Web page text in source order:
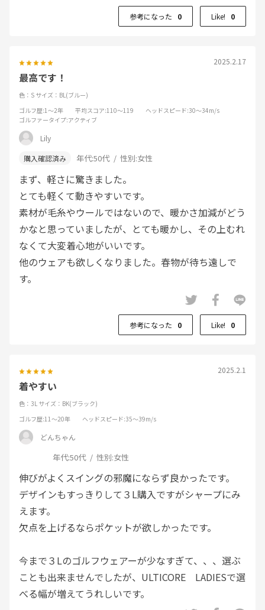
参考になった 0 Like! 0
2025.2.17
最高です！
色：S サイズ：BL(ブルー)
ゴルフ歴:1～2年 平均スコア:110～119 ヘッドスピード:30～34m/s
ゴルファータイプ:アクティブ
Lily
年代:50代 性別:女性
まず、軽さに驚きました。
とても軽くて動きやすいです。
素材が毛糸やウールではないので、暖かさ加減がどう
かなと思っていましたが、とても暖かし、その上むれ
なくて大変着心地がいいです。
他のウェアも欲しくなりました。春物が待ち遠しで
す。
参考になった 0 Like! 0
2025.2.1
着やすい
色：3L サイズ：BK(ブラック)
ゴルフ歴:11～20年 ヘッドスピード:35～39m/s
どんちゃん
年代:50代 性別:女性
伸びがよくスイングの邪魔にならず良かったです。
デザインもすっきりして３L購入ですがシャープにみ
えます。
欠点を上げるならポケットが欲しかったです。
今まで３Lのゴルフウェアーが少なすぎて、、、選ぶ
ことも出来ませんでしたが、ULTICORE LADIESで選
べる幅が増えてうれしいです。